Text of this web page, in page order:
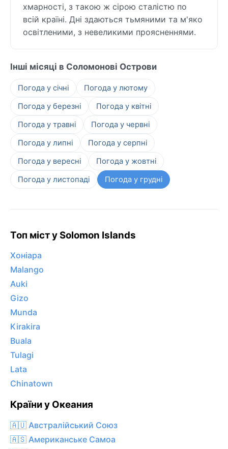
хмарності, з такою ж сірою сталістю по
всій країні. Дні здаються тьмяними та м'яко
освітленими, з невеликими проясненнями.
Інші місяці в Соломонові Острови
Погода у січні
Погода у лютому
Погода у березні
Погода у квітні
Погода у травні
Погода у червні
Погода у липні
Погода у серпні
Погода у вересні
Погода у жовтні
Погода у листопаді
Погода у грудні
Топ міст у Solomon Islands
Хоніара
Malango
Auki
Gizo
Munda
Kirakira
Buala
Tulagi
Lata
Chinatown
Країни у Океания
🇦🇺 Австралійський Союз
🇦🇸 Американське Самоа